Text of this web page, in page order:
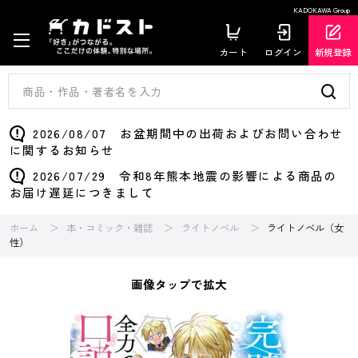
KADOKAWA Group
カート ログイン 新規登録
2026/08/07 お盆期間中の出荷およびお問い合わせ
に関するお知らせ
2026/07/29 令和8年熊本地震の影響による商品の
お届け遅延につきまして
ホーム 本・コミック・雑誌 ライトノベル
ライトノベル（女
性）
画像タップで拡大